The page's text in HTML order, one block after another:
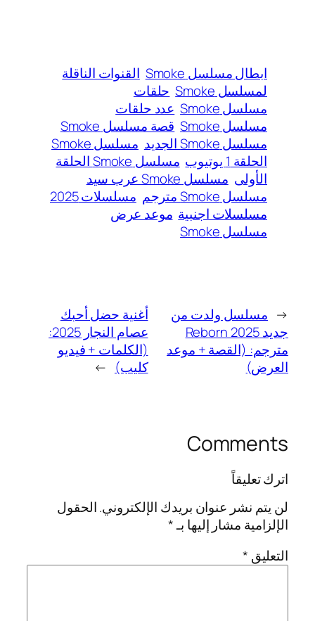
ابطال مسلسل Smoke
القنوات الناقلة
لمسلسل Smoke
حلقات
مسلسل Smoke
عدد حلقات
مسلسل Smoke
قصة مسلسل Smoke
مسلسل Smoke الجديد
مسلسل Smoke
الحلقة 1 يوتيوب
مسلسل Smoke الحلقة
الأولى مسلسل Smoke عرب سيد
مسلسل Smoke مترجم
مسلسلات 2025
مسلسلات اجنبية موعد عرض
مسلسل Smoke
← مسلسل ولدت من
جديد Reborn 2025
مترجم: (القصة + موعد
العرض)
أغنية حضل أحبك
عصام النجار 2025:
(الكلمات + فيديو
كليب) →
Comments
اترك تعليقاً
لن يتم نشر عنوان بريدك الإلكتروني.الحقول
الإلزامية مشار إليها بـ*
التعليق *